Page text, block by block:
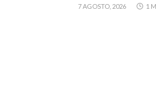
7 AGOSTO, 2026 1